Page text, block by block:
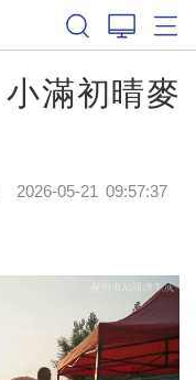
滿初晴麥
2026-05-21 09:57:37